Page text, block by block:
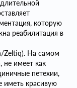
которую
реабилитация в
Zeltiq). На самом
не имеет как
петехии,
иметь красивую